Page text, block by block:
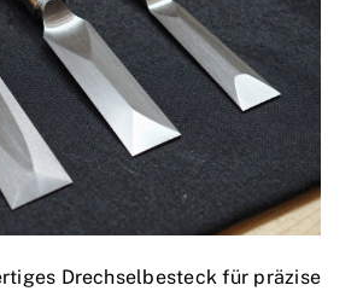
Drechselbesteck für präzise